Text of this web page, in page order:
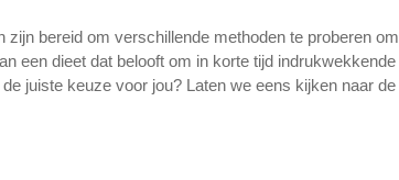
bereid om verschillende methoden te proberen om
een dieet dat belooft om in korte tijd indrukwekkende
juiste keuze voor jou? Laten we eens kijken naar de